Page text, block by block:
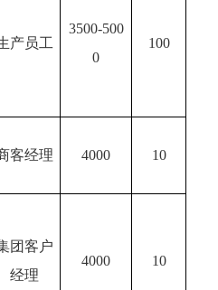
产员工
3500-500
0
100
客经理 4000 10
团客户
经理
4000 10